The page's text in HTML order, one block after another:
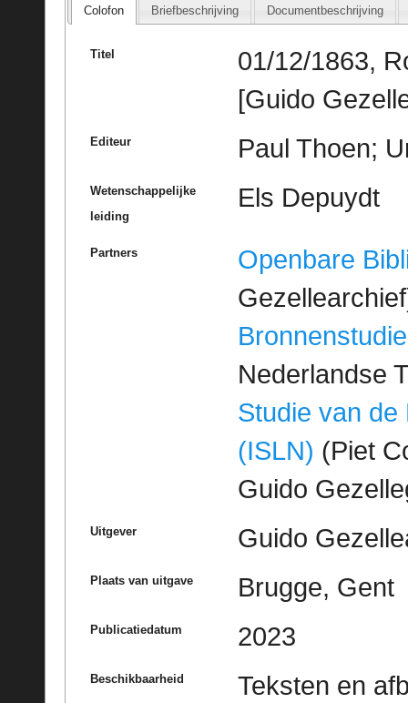
Colofon Briefbeschrijving Documentbeschrijving
Titel
01/12/1863,
[Guido
Editeur Paul Thoen;
Wetenschappelijke
leiding
Els Depuydt
Partners
Openbare
Bronnenstudie
Nederlandse
Studie van de
(ISLN) (Piet
Guido
Uitgever Guido
Plaats van uitgave Brugge, Gent
Publicatiedatum 2023
Beschikbaarheid Teksten en